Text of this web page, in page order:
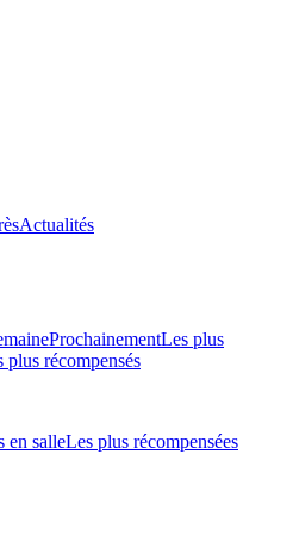
Actualités
ProchainementLes plus
plus récompensés
en salleLes plus récompensées